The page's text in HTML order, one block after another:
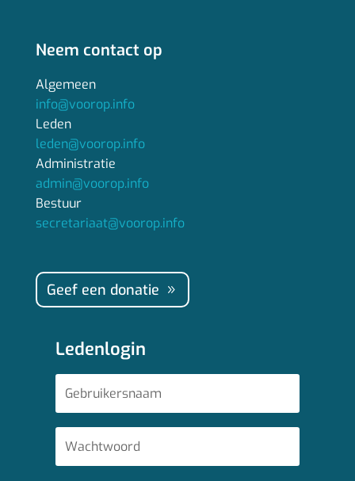
Neem contact op
Algemeen
info@voorop.info
Leden
leden@voorop.info
Administratie
admin@voorop.info
Bestuur
secretariaat@voorop.info
Geef een donatie
Ledenlogin